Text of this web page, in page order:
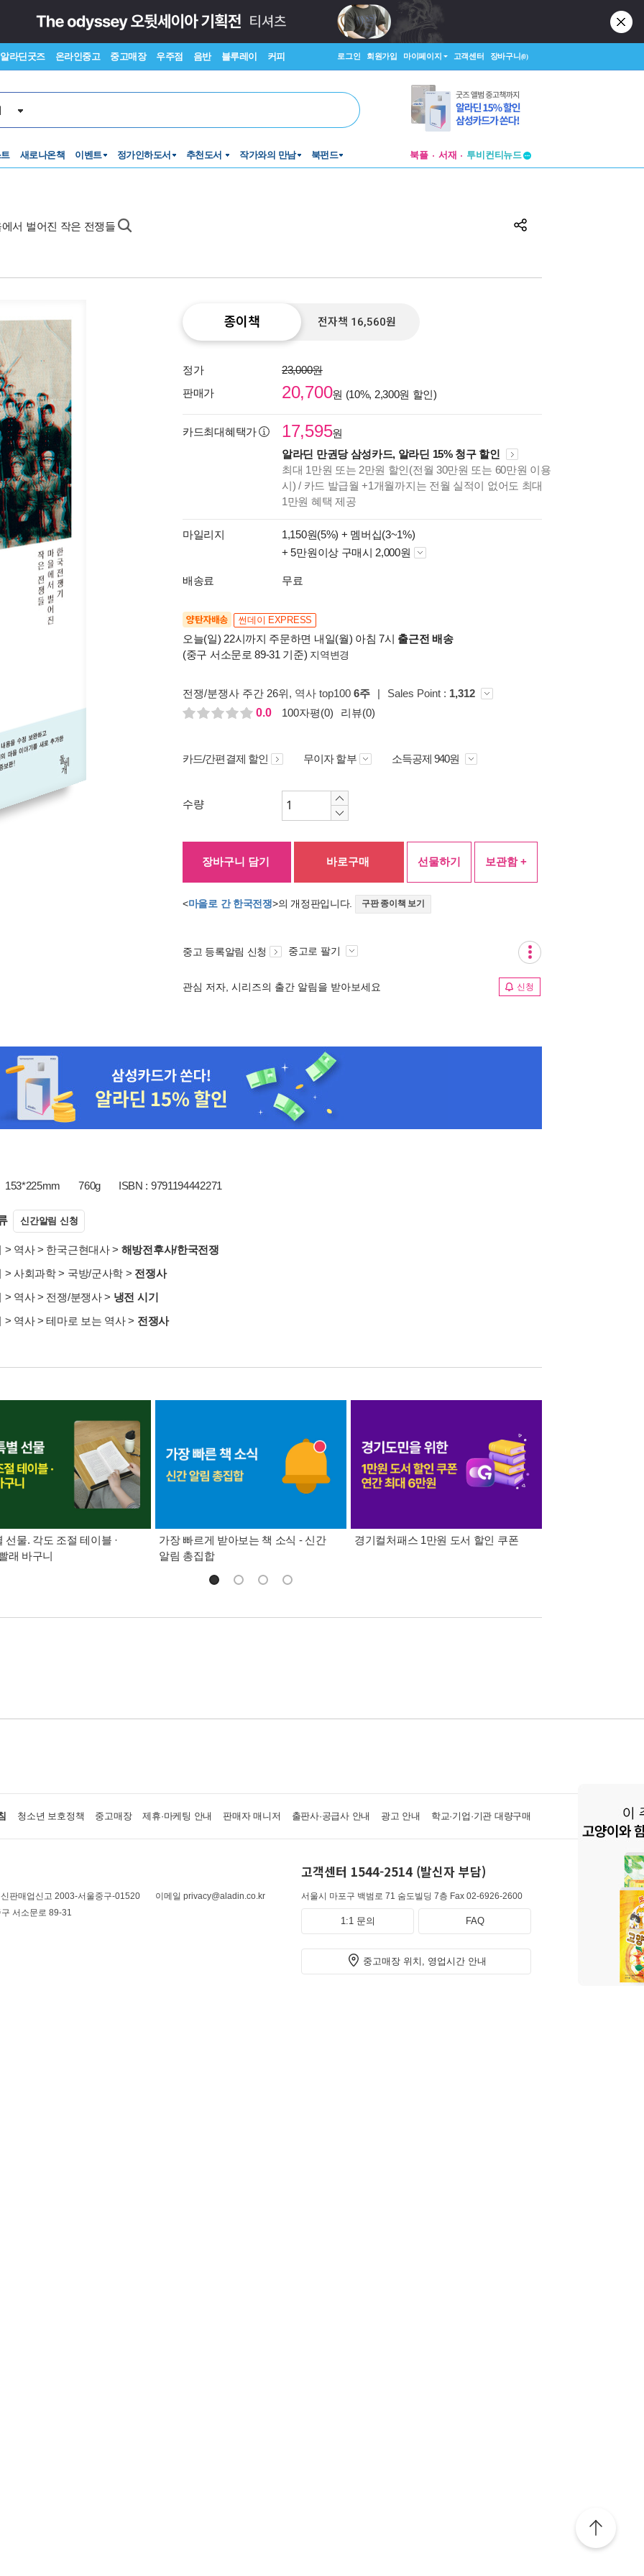
알라딘굿즈 온라인중고 중고매장 우주점 음반 블루레이 커피 로그인 회원가입 마이페이지 고객센터 장바구니(0)
새로나온책 이벤트 정가인하도서 추천도서 작가와의 만남 북펀드 북플 서재
투비컨티뉴드
서 벌어진 작은 전쟁들
종이책 전자책 16,560원
정가
23,000원
판매가
20,700원 (10%, 2,300원 할인)
카드최대혜택가 17,595원
알라딘 만권당 삼성카드, 알라딘 15% 청구 할인
최대 1만원 또는 2만원 할인(전월 30만원 또는 60만원 이용
시) / 카드 발급월 +1개월까지는 전월 실적이 없어도 최대
1만원 혜택 제공
마일리지 1,150원(5%) + 멤버십(3~1%)
+ 5만원이상 구매시 2,000원
배송료 무료
양탄자배송 썬데이 EXPRESS
오늘(일) 22시까지 주문하면 내일(월) 아침 7시 출근전 배송
(중구 서소문로 89-31 기준) 지역변경
전쟁/분쟁사 주간 26위, 역사 top100 6주 | Sales Point : 1,312
0.0
100자평(0) 리뷰(0)
카드/간편결제 할인 무이자 할부 소득공제 940원
수량
장바구니 담기 바로구매 선물하기 보관함 +
<마을로 간 한국전쟁>의 개정판입니다. 구판 종이책 보기
중고 등록알림 신청 중고로 팔기
관심 저자, 시리즈의 출간 알림을 받아보세요 신청
153*225mm 760g ISBN : 9791194442271
신간알림 신청
> 역사> 한국근현대사> 해방전후사/한국전쟁
> 사회과학> 국방/군사학 > 전쟁사
> 역사> 전쟁/분쟁사> 냉전 시기
> 역사>테마로 보는 역사> 전쟁사
선물. 각도 조절 테이블 ·
래 바구니
가장 빠르게 받아보는 책 소식 - 신간
알림 총집합
경기컬처패스 1만원 도서 할인 쿠폰
청소년 보호정책 중고매장 제휴·마케팅 안내 판매자 매니저 출판사·공급사 안내 광고 안내 학교·기업·기관 대량구매
판매업신고 2003-서울중구-01520
이메일 privacy@aladin.co.kr
서소문로 89-31
고객센터 1544-2514 (발신자 부담)
서울시 마포구 백범로 71 숨도빌딩 7층 Fax 02-6926-2600
1:1 문의 FAQ
중고매장 위치, 영업시간 안내